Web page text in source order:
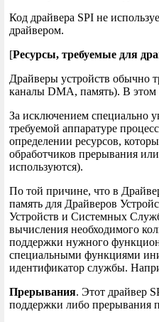
Код драйвера SPI не
драйвером.
[Ресурсы, требуемые для
Драйверы устройств обычно
каналы DMA, память). В этом
За исключением специально
требуемой аппаратуре
определении ресурсов,
обработчиков прерывания
используются).
По той причине, что в
память для Драйверов
Устройств и Системных
вычисления необходимого
поддержки нужного
специальными функциями
идентификатор службы.
Прерывания. Этот драйвер
поддержки либо прерывания